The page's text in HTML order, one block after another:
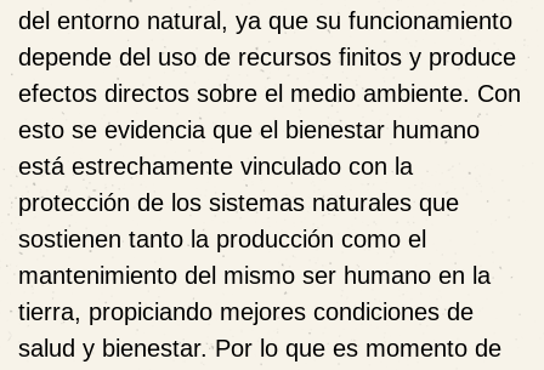
del entorno natural, ya que su funcionamiento
depende del uso de recursos finitos y produce
efectos directos sobre el medio ambiente. Con
esto se evidencia que el bienestar humano
está estrechamente vinculado con la
protección de los sistemas naturales que
sostienen tanto la producción como el
mantenimiento del mismo ser humano en la
tierra, propiciando mejores condiciones de
salud y bienestar. Por lo que es momento de